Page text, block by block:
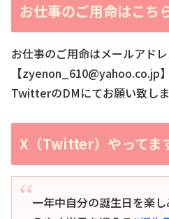
お仕事のご用命はこち
お仕事のご用命はメールアド
【zyenon_610@yahoo.co.jp
TwitterのDMにてお願い致しま
X（Twitter）やってま
一年中自分の誕生日を楽